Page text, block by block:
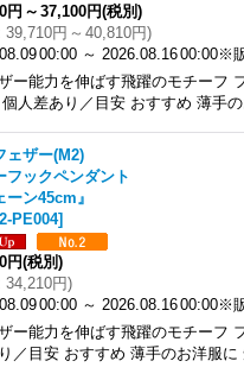
円 ～ 37,100円(税別)
39,710円 ～ 40,810円)
00:00 ～ 2026.08.1600:00※
ー能力を伸ばす飛躍のモチーフ
人差あり／目安 おすすめ 薄手
ェザー(M2)
フックペンダント
ーン45cm』
PE004]
円(税別)
34,210円)
00:00 ～ 2026.08.1600:00※
ー能力を伸ばす飛躍のモチーフ
／目安 おすすめ 薄手のお洋服に